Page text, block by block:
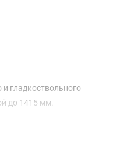
гладкоствольного
до 1415 мм.